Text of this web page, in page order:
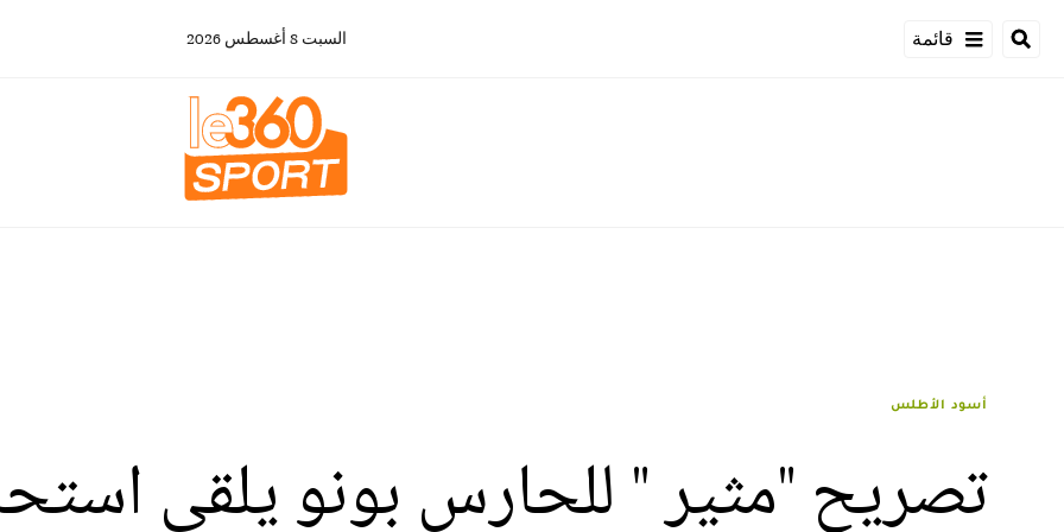
قائمة السبت 8 أغسطس 2026
أسود الأطلس
تصريح "مثير " للحارس بونو يلقى